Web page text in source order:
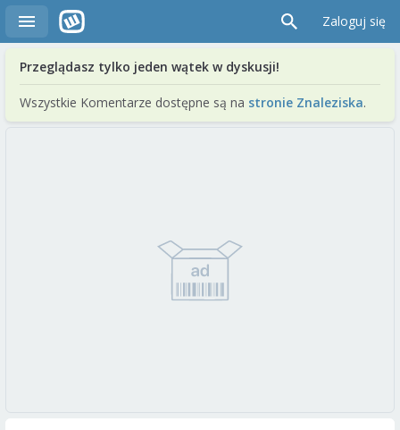
Zaloguj się
Przeglądasz tylko jeden wątek w dyskusji!
Wszystkie Komentarze dostępne są na stronie Znaleziska.